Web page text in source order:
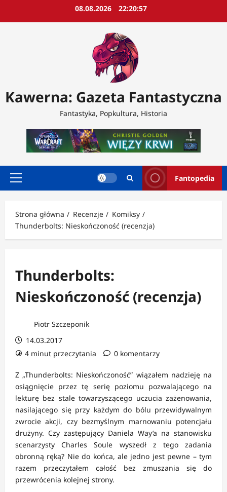
08.08.2026 22:20:59
Kawerna: Gazeta Fantastyczna
Fantastyka, Popkultura, Historia
Menu
Fantopedia
Strona główna Recenzje
Komiksy
Thunderbolts: Nieskończoność (recenzja)
Thunderbolts:
Nieskończoność (recenzja)
Piotr Szczeponik
14.03.2017
4 minut przeczytania
0 komentarzy
Z „Thunderbolts: Nieskończoność” wiązałem nadzieję na
osiągnięcie przez tę serię poziomu pozwalającego na
lekturę bez stale towarzyszącego uczucia zażenowania,
nasilającego się przy każdym do bólu przewidywalnym
zwrocie akcji, czy bezmyślnym marnowaniu potencjału
drużyny. Czy zastępujący Daniela Way’a na stanowisku
scenarzysty Charles Soule wyszedł z tego zadania
obronną ręką? Nie do końca, ale jedno jest pewne – tym
razem przeczytałem całość bez zmuszania się do
przewrócenia kolejnej strony.